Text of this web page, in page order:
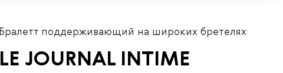
Бралетт поддерживающий на широких бретелях
LE JOURNAL INTIME